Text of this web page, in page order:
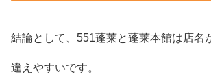
結論として、551蓬莱と蓬莱本館は店名
違えやすいです。